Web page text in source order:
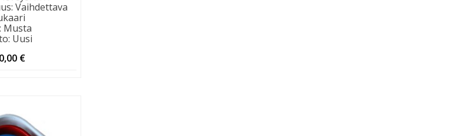
: Vaihdettava
: Musta
: Uusi
€